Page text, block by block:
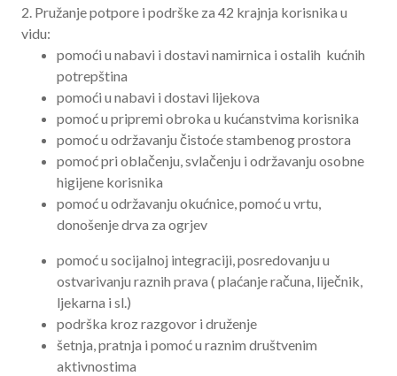
2. Pružanje potpore i podrške za 42 krajnja korisnika u
vidu:
pomoći u nabavi i dostavi namirnica i ostalih kućnih
potrepština
pomoći u nabavi i dostavi lijekova
pomoć u pripremi obroka u kućanstvima korisnika
pomoć u održavanju čistoće stambenog prostora
pomoć pri oblačenju, svlačenju i održavanju osobne
higijene korisnika
pomoć u održavanju okućnice, pomoć u vrtu,
donošenje drva za ogrjev
pomoć u socijalnoj integraciji, posredovanju u
ostvarivanju raznih prava ( plaćanje računa, liječnik,
ljekarna i sl.)
podrška kroz razgovor i druženje
šetnja, pratnja i pomoć u raznim društvenim
aktivnostima